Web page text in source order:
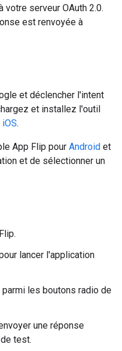
serveur OAuth 2.0.
est renvoyée à
et déclencher l'intent
et installez l'outil
iOS.
App Flip pour Android et
et de sélectionner un
lancer l'application
les boutons radio de
une réponse
test.